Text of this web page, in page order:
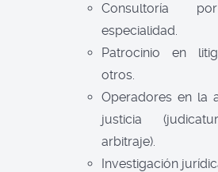
Consultoría
especialidad.
Patrocinio en
otros.
Operadores en la
justicia
arbitraje).
Investigación